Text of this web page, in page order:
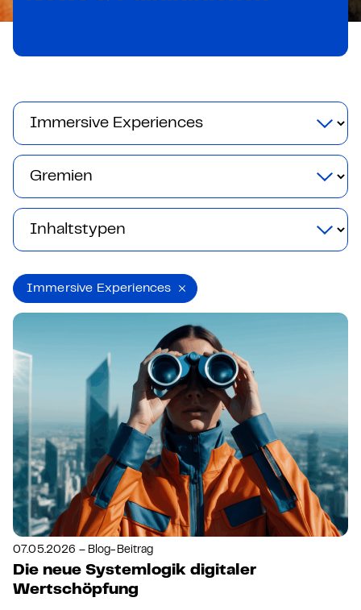
Immersive Experiences
07.05.2026 – Blog-Beitrag
Die neue Systemlogik digitaler
Wertschöpfung